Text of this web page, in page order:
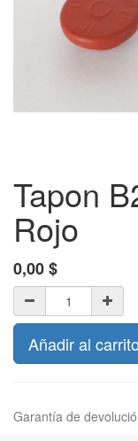
Tapon
Rojo
0,00$
Añadir al carrito
Garantía de